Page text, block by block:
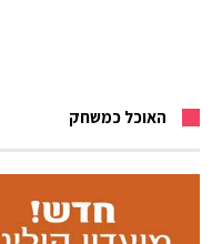
האוכל כמשחק